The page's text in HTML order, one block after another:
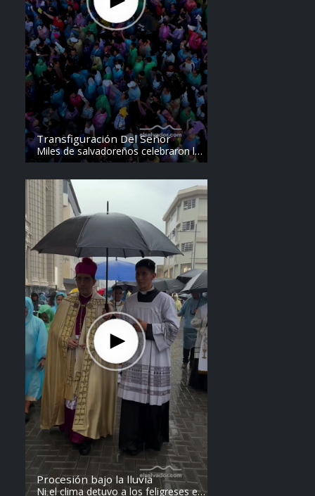
Transfiguración Del Señor
Miles de salvadoreños celebraron la
Transfiguración del Divino Salvador
Steven Anzora
Procesión bajo la lluvia
Ni el clima detuvo a los feligreses en